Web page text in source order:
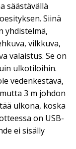
säästävällä
Siinä
yhdistelmä,
vilkkuva,
valaistus. Se on
ulkotiloihin.
vedenkestävä,
3 m johdon
ulkona, koska
on USB-
ei sisälly